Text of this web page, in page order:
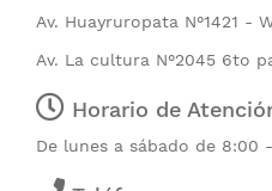
Av. Huayruropata N°1421 -
Av. La cultura N°2045 6to
Horario de
De lunes a sábado de 8:00